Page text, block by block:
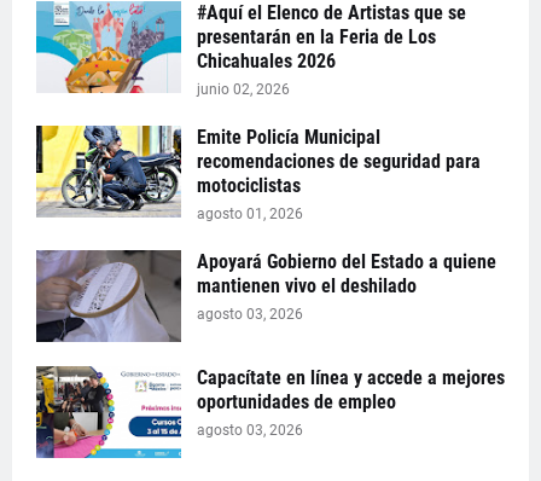
#Aquí el Elenco de Artistas que se
presentarán en la Feria de Los
Chicahuales 2026
junio 02, 2026
Emite Policía Municipal
recomendaciones de seguridad para
motociclistas
agosto 01, 2026
Apoyará Gobierno del Estado a quiene
mantienen vivo el deshilado
agosto 03, 2026
Capacítate en línea y accede a mejores
oportunidades de empleo
agosto 03, 2026